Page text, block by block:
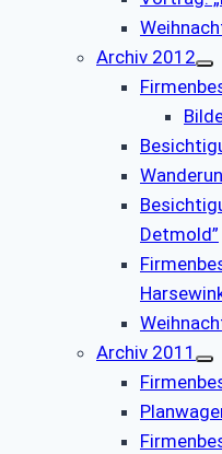
Archiv 2012
Detmold”
Archiv 2011